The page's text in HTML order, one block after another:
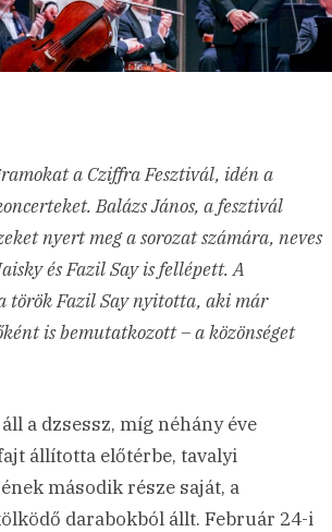
a Cziffra Fesztivál, idén a
Balázs János, a fesztivál
nyert meg a sorozat számára, neves
és Fazil Say is fellépett. A
török Fazil Say nyitotta, aki már
is bemutatkozott – a közönséget
a dzsessz, míg néhány éve
állította előtérbe, tavalyi
második része saját, a
darabokból állt. Február 24-i